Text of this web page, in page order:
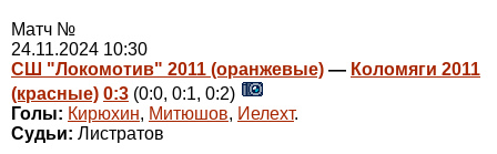
Матч №
24.11.2024 10:30
СШ "Локомотив" 2011 (оранжевые) — Коломяги 2011
(красные) 0:3 (0:0, 0:1, 0:2)
Голы: Кирюхин, Митюшов, Иелехт.
Судьи: Листратов